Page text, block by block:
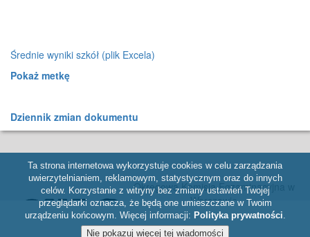
Średnie wyniki szkół (plik Excela)
Pokaż metkę
Dziennik zmian dokumentu
Okręgowa Komisja Egzaminacyjna w
Warszawie
ul. Józefa Bema 87, 01-233 Warszawa,
tel. 22 457 03 35, e-mail:
Ta strona internetowa wykorzystuje cookies w celu zarządzania
uwierzytelnianiem, reklamowym, statystycznym oraz do innych
celów. Korzystanie z witryny bez zmiany ustawień Twojej
przeglądarki oznacza, że będą one umieszczane w Twoim
urządzeniu końcowym. Więcej informacji: Polityka prywatności.